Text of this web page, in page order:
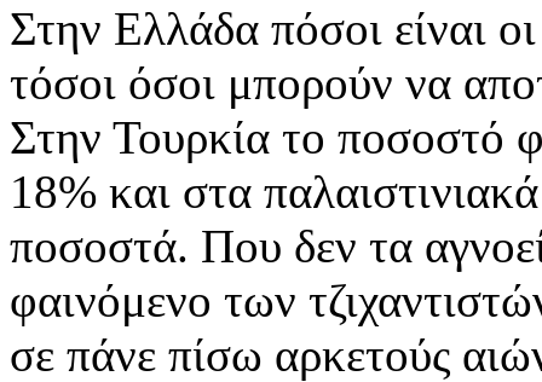
Στην Ελλάδα πόσοι είναι οι
τόσοι όσοι μπορούν να
Στην Τουρκία το ποσοστό
18% και στα
ποσοστά. Που δεν τα
φαινόμενο των
σε πάνε πίσω αρκετούς